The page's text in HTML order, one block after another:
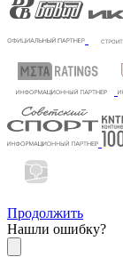
Продолжить
Нашли ошибку?